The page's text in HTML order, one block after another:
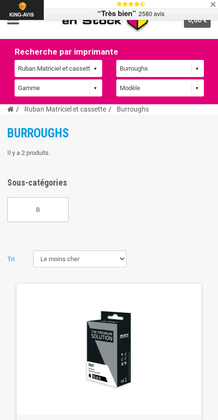
0,00 €
Recherche par imprimante
Ruban Matriciel et cassette Burroughs
BURROUGHS
Il y a 2 produits.
Sous-catégories
B
Tri
KING-AVIS “Très bien” 2580 avis